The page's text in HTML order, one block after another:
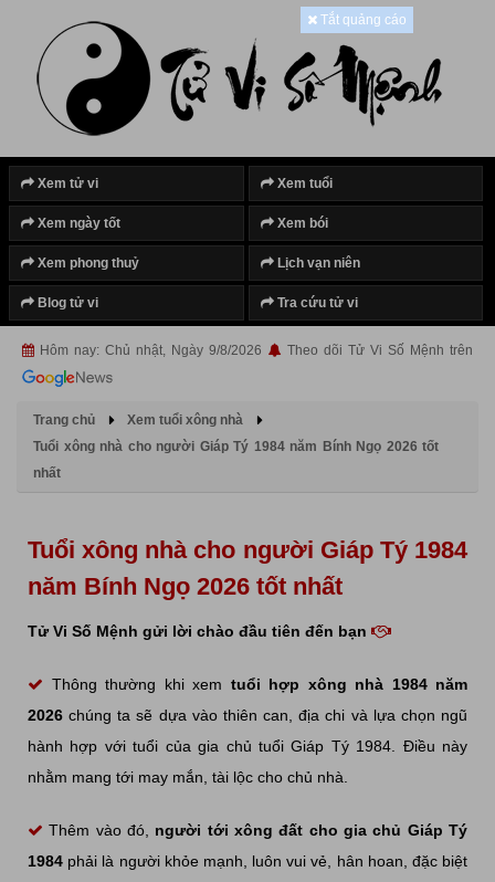
Xem tử vi Xem tuổi
Xem ngày tốt Xem bói
Xem phong thuỷ Lịch vạn niên
Blog tử vi Tra cứu tử vi
Hôm nay: Chủ nhật, Ngày 9/8/2026 Theo dõi Tử Vi Số Mệnh trên
Tắt quảng cáo
Trang chủ
Xem tuổi xông nhà
Tuổi xông nhà cho người Giáp Tý 1984 năm Bính Ngọ 2026 tốt
nhất
Tuổi xông nhà cho người Giáp Tý 1984
năm Bính Ngọ 2026 tốt nhất
Tử Vi Số Mệnh gửi lời chào đầu tiên đến bạn
Thông thường khi xem tuổi hợp xông nhà 1984 năm
2026 chúng ta sẽ dựa vào thiên can, địa chi và lựa chọn ngũ
hành hợp với tuổi của gia chủ tuổi Giáp Tý 1984. Điều này
nhằm mang tới may mắn, tài lộc cho chủ nhà.
Thêm vào đó, người tới xông đất cho gia chủ Giáp Tý
1984 phải là người khỏe mạnh, luôn vui vẻ, hân hoan, đặc biệt